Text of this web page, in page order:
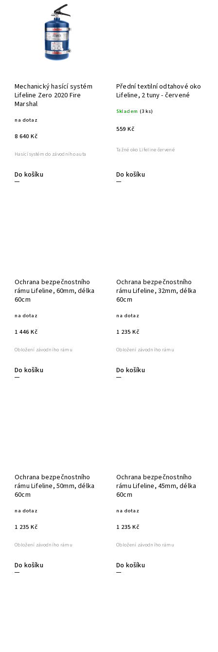
Mechanický hasící systém
Lifeline Zero 2020 Fire
Marshal
na dotaz
8 640 Kč
Do košíku
Hasící systém do závodního auta
Přední textilní odtahové oko
Lifeline, 2 tuny - červené
Skladem (3 ks)
559 Kč
Do košíku
Tažné oko Lifeline červené
Ochrana bezpečnostního
rámu Lifeline, 60mm, délka
60cm
na dotaz
1 446 Kč
Do košíku
Obložení závodního rámu
Ochrana bezpečnostního
rámu Lifeline, 32mm, délka
60cm
na dotaz
1 235 Kč
Do košíku
Obložení závodního rámu
Ochrana bezpečnostního
rámu Lifeline, 50mm, délka
60cm
na dotaz
1 235 Kč
Do košíku
Obložení závodního rámu
Ochrana bezpečnostního
rámu Lifeline, 45mm, délka
60cm
na dotaz
1 235 Kč
Do košíku
Obložení závodního rámu